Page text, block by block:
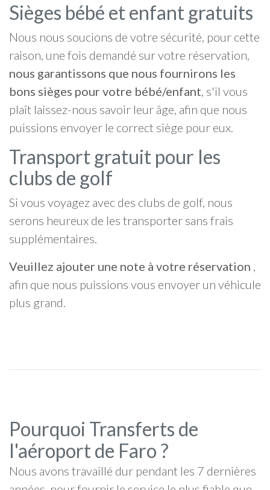
Sièges bébé et enfant gratuits
Nous nous soucions de votre sécurité, pour cette
raison, une fois demandé sur votre réservation,
nous garantissons que nous fournirons les
bons sièges pour votre bébé/enfant, s'il vous
plaît laissez-nous savoir leur âge, afin que nous
puissions envoyer le correct siège pour eux.
Transport gratuit pour les
clubs de golf
Si vous voyagez avec des clubs de golf, nous
serons heureux de les transporter sans frais
supplémentaires.
Veuillez ajouter une note à votre réservation ,
afin que nous puissions vous envoyer un véhicule
plus grand.
Pourquoi Transferts de
l'aéroport de Faro ?
Nous avons travaillé dur pendant les 7 dernières